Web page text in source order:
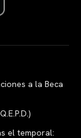
a la Beca
el temporal: